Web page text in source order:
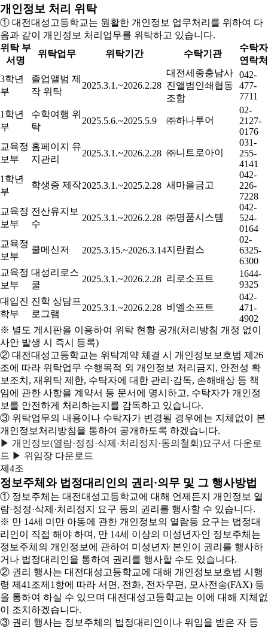
개인정보 처리 위탁
① 대전대성고등학교는 원활한 개인정보 업무처리를 위하여 다
음과 같이 개인정보 처리업무를 위탁하고 있습니다.
위탁 부
서명
위탁업무 위탁기간 수탁기관
수탁자
연락처
3학년
부
졸업앨범 제
작 위탁
2025.3.1.~2026.2.28
대전세종충남사
진앨범인쇄협동
조합
042-
477-
7711
1학년
부
수학여행 위
탁
2025.5.6.~2025.5.9 ㈜하나투어
02-
2127-
0176
교육정
보부
홈페이지 유
지관리
2025.3.1.~2026.2.28 ㈜니트로아이
031-
255-
4141
1학년
부
학생증 제작2025.3.1.~2025.2.28 새마을금고
042-
226-
7228
교육정
보부
전산유지보
수
2025.3.1.~2026.2.28 ㈜명품시스템
042-
524-
0164
교육정
보부
쿨메신저 2025.3.15.~2026.3.14지란컴스
02-
6325-
6300
교육정
보부
대성리로스
쿨
2025.3.1.~2026.2.28 리로소프트
1644-
9325
대입진
학부
진학 상담프
로그램
2025.3.1.~2026.2.28 비엘소프트
042-
471-
4902
※ 별도 게시판을 이용하여 위탁 현황 공개(처리방침 개정 없이
사안 발생 시 즉시 등록)
② 대전대성고등학교는 위탁계약 체결 시 개인정보보호법 제26
조에 따라 위탁업무 수행목적 외 개인정보 처리금지, 안전성 확
보조치, 재위탁 제한, 수탁자에 대한 관리·감독, 손해배상 등 책
임에 관한 사항을 계약서 등 문서에 명시하고, 수탁자가 개인정
보를 안전하게 처리하는지를 감독하고 있습니다.
③ 위탁업무의 내용이나 수탁자가 변경될 경우에는 지체없이 본
개인정보처리방침을 통하여 공개하도록 하겠습니다.
▶ 개인정보(열람·정정·삭제·처리정지·동의철회)요구서 다운로
드 ▶ 위임장 다운로드
제4조
정보주체와 법정대리인의 권리·의무 및 그 행사방법
① 정보주체는 대전대성고등학교에 대해 언제든지 개인정보 열
람·정정·삭제·처리정지 요구 등의 권리를 행사할 수 있습니다.
※ 만 14세 미만 아동에 관한 개인정보의 열람등 요구는 법정대
리인이 직접 해야 하며, 만 14세 이상의 미성년자인 정보주체는
정보주체의 개인정보에 관하여 미성년자 본인이 권리를 행사하
거나 법정대리인을 통하여 권리를 행사할 수도 있습니다.
② 권리 행사는 대전대성고등학교에 대해 개인정보보호법 시행
령 제41조제1항에 따라 서면, 전화, 전자우편, 모사전송(FAX) 등
을 통하여 하실 수 있으며 대전대성고등학교는 이에 대해 지체없
이 조치하겠습니다.
③ 권리 행사는 정보주체의 법정대리인이나 위임을 받은 자 등